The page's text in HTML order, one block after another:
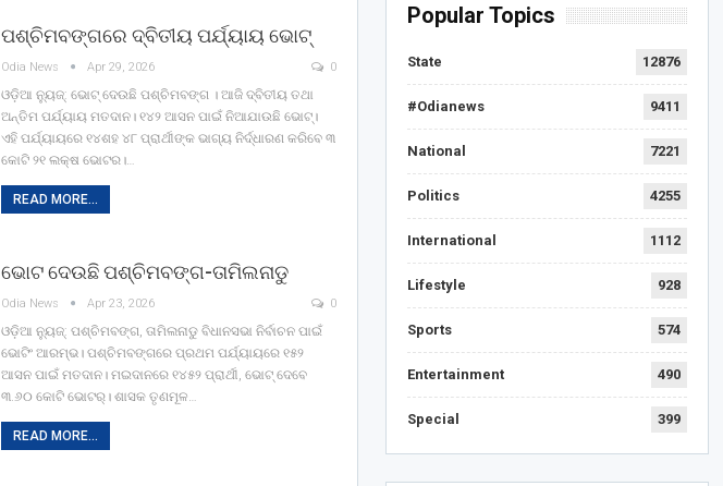
ପଶ୍ଚିମବଙ୍ଗରେ ଦ୍ବିତୀୟ ପର୍ଯ୍ୟାୟ ଭୋଟ୍
Odia News Apr 29, 2026 0
ଓଡ଼ିଆ ନ୍ୟୁଜ୍: ଭୋଟ୍ ଦେଉଛି ପଶ୍ଚିମବଙ୍ଗ । ଆଜି ଦ୍ବିତୀୟ ତଥା
ଅନ୍ତିମ ପର୍ଯ୍ୟାୟ ମତଦାନ। ୧୪୨ ଆସନ ପାଇଁ ନିଆଯାଉଛି ଭୋଟ୍।
ଏହି ପର୍ଯ୍ୟାୟରେ ୧୪ଶହ ୪୮ ପ୍ରାର୍ଥୀଙ୍କ ଭାଗ୍ୟ ନିର୍ଦ୍ଧାରଣ କରିବେ ୩
କୋଟି ୨୧ ଲକ୍ଷ ଭୋଟର।…
READ MORE...
ଭୋଟ ଦେଉଛି ପଶ୍ଚିମବଙ୍ଗ-ତାମିଲନାଡୁ
Odia News Apr 23, 2026 0
ଓଡ଼ିଆ ନ୍ୟୁଜ୍: ପଶ୍ଚିମବଙ୍ଗ, ତାମିଲନାଡୁ ବିଧାନସଭା ନିର୍ବାଚନ ପାଇଁ
ଭୋଟିଂ ଆରମ୍ଭ। ପଶ୍ଚିମବଙ୍ଗରେ ପ୍ରଥମ ପର୍ଯ୍ୟାୟରେ ୧୫୨
ଆସନ ପାଇଁ ମତଦାନ। ମଇଦାନରେ ୧୪୫୨ ପ୍ରାର୍ଥୀ, ଭୋଟ୍‌ ଦେବେ
୩.୬୦ କୋଟି ଭୋଟର୍। ଶାସକ ତୃଣମୂଳ…
READ MORE...
Popular Topics
State 12876
#Odianews 9411
National 7221
Politics 4255
International 1112
Lifestyle 928
Sports 574
Entertainment 490
Special 399